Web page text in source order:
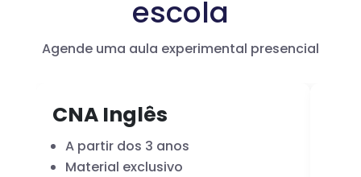
escola
Agende uma aula experimental presencial
CNA Inglês
A partir dos 3 anos
Material exclusivo